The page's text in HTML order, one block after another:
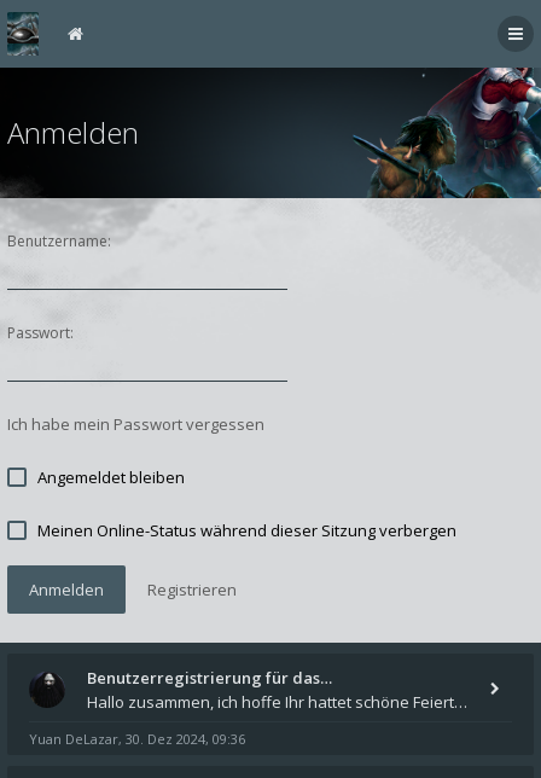
Anmelden
Benutzername:
Passwort:
Ich habe mein Passwort vergessen
Angemeldet bleiben
Meinen Online-Status während dieser Sitzung verbergen
Anmelden Registrieren
Benutzerregistrierung für das…
Hallo zusammen, ich hoffe Ihr hattet schöne Feiertage und kommt auch gut ins neue Jahr. Ich schreibe hier kurz zur Infor
Yuan DeLazar, 30. Dez 2024, 09:36